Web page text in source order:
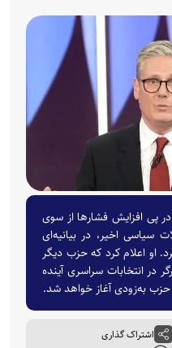
در پی افزایش فشارها از سوی
سیاسی اخیر، در بیانیه‌ای
او اعلام کرد که حزب دیگر
در انتخابات سراسری آینده
حزب به‌زودی آغاز خواهد شد.
اشتراک گذاری